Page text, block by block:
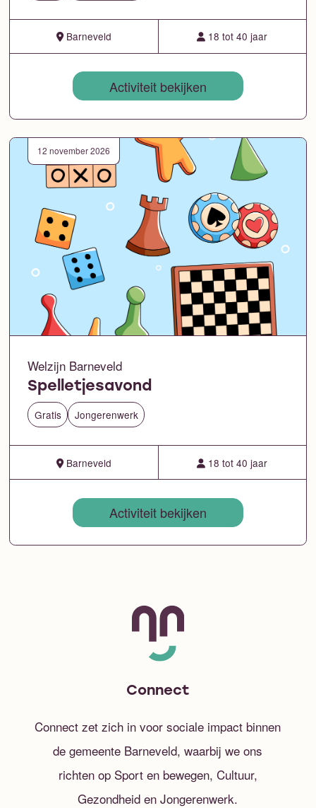
Barneveld 18 tot 40 jaar
Activiteit bekijken
12 november 2026
Welzijn Barneveld
Spelletjesavond
Gratis Jongerenwerk
Barneveld 18 tot 40 jaar
Activiteit bekijken
Connect
Connect zet zich in voor sociale impact binnen
de gemeente Barneveld, waarbij we ons
richten op Sport en bewegen, Cultuur,
Gezondheid en Jongerenwerk.